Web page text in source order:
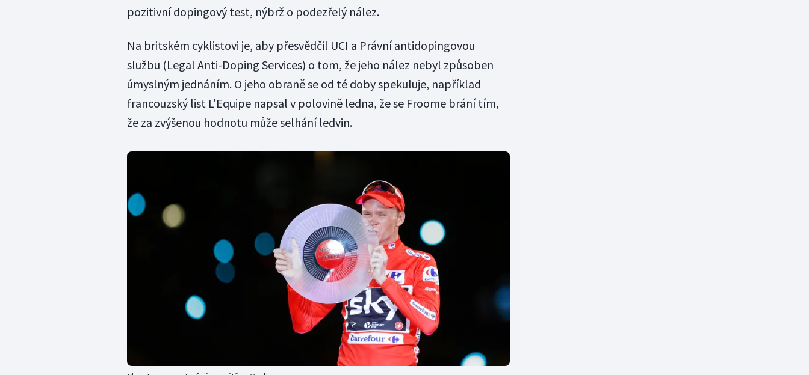
pozitivní dopingový test, nýbrž o podezřelý nález.
Na britském cyklistovi je, aby přesvědčil UCI a Právní antidopingovou
službu (Legal Anti-Doping Services) o tom, že jeho nález nebyl způsoben
úmyslným jednáním. O jeho obraně se od té doby spekuluje, například
francouzský list L'Equipe napsal v polovině ledna, že se Froome brání tím,
že za zvýšenou hodnotu může selhání ledvin.